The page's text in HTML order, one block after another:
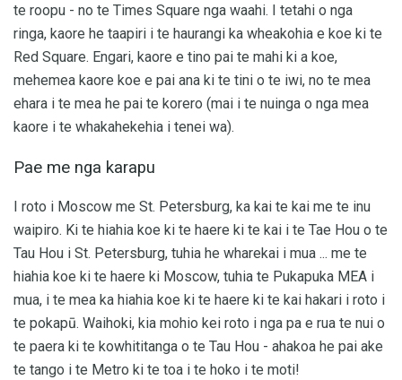
te roopu - no te Times Square nga waahi. I tetahi o nga
ringa, kaore he taapiri i te haurangi ka wheakohia e koe ki te
Red Square. Engari, kaore e tino pai te mahi ki a koe,
mehemea kaore koe e pai ana ki te tini o te iwi, no te mea
ehara i te mea he pai te korero (mai i te nuinga o nga mea
kaore i te whakahekehia i tenei wa).
Pae me nga karapu
I roto i Moscow me St. Petersburg, ka kai te kai me te inu
waipiro. Ki te hiahia koe ki te haere ki te kai i te Tae Hou o te
Tau Hou i St. Petersburg, tuhia he wharekai i mua ... me te
hiahia koe ki te haere ki Moscow, tuhia te Pukapuka MEA i
mua, i te mea ka hiahia koe ki te haere ki te kai hakari i roto i
te pokapū. Waihoki, kia mohio kei roto i nga pa e rua te nui o
te paera ki te kowhititanga o te Tau Hou - ahakoa he pai ake
te tango i te Metro ki te toa i te hoko i te moti!